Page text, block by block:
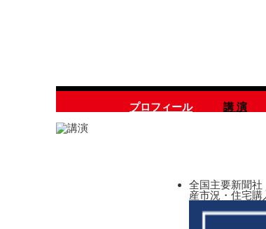
プロフィール 講 演
全国主要新聞社
産市況・住宅購